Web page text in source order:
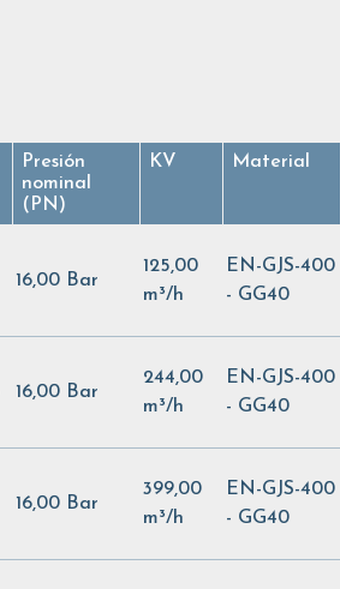
Presión
nominal
(PN)
KV Material
16,00 Bar
125,00
m³/h
EN-GJS-400
- GG40
16,00 Bar
244,00
m³/h
EN-GJS-400
- GG40
16,00 Bar
399,00
m³/h
EN-GJS-400
- GG40